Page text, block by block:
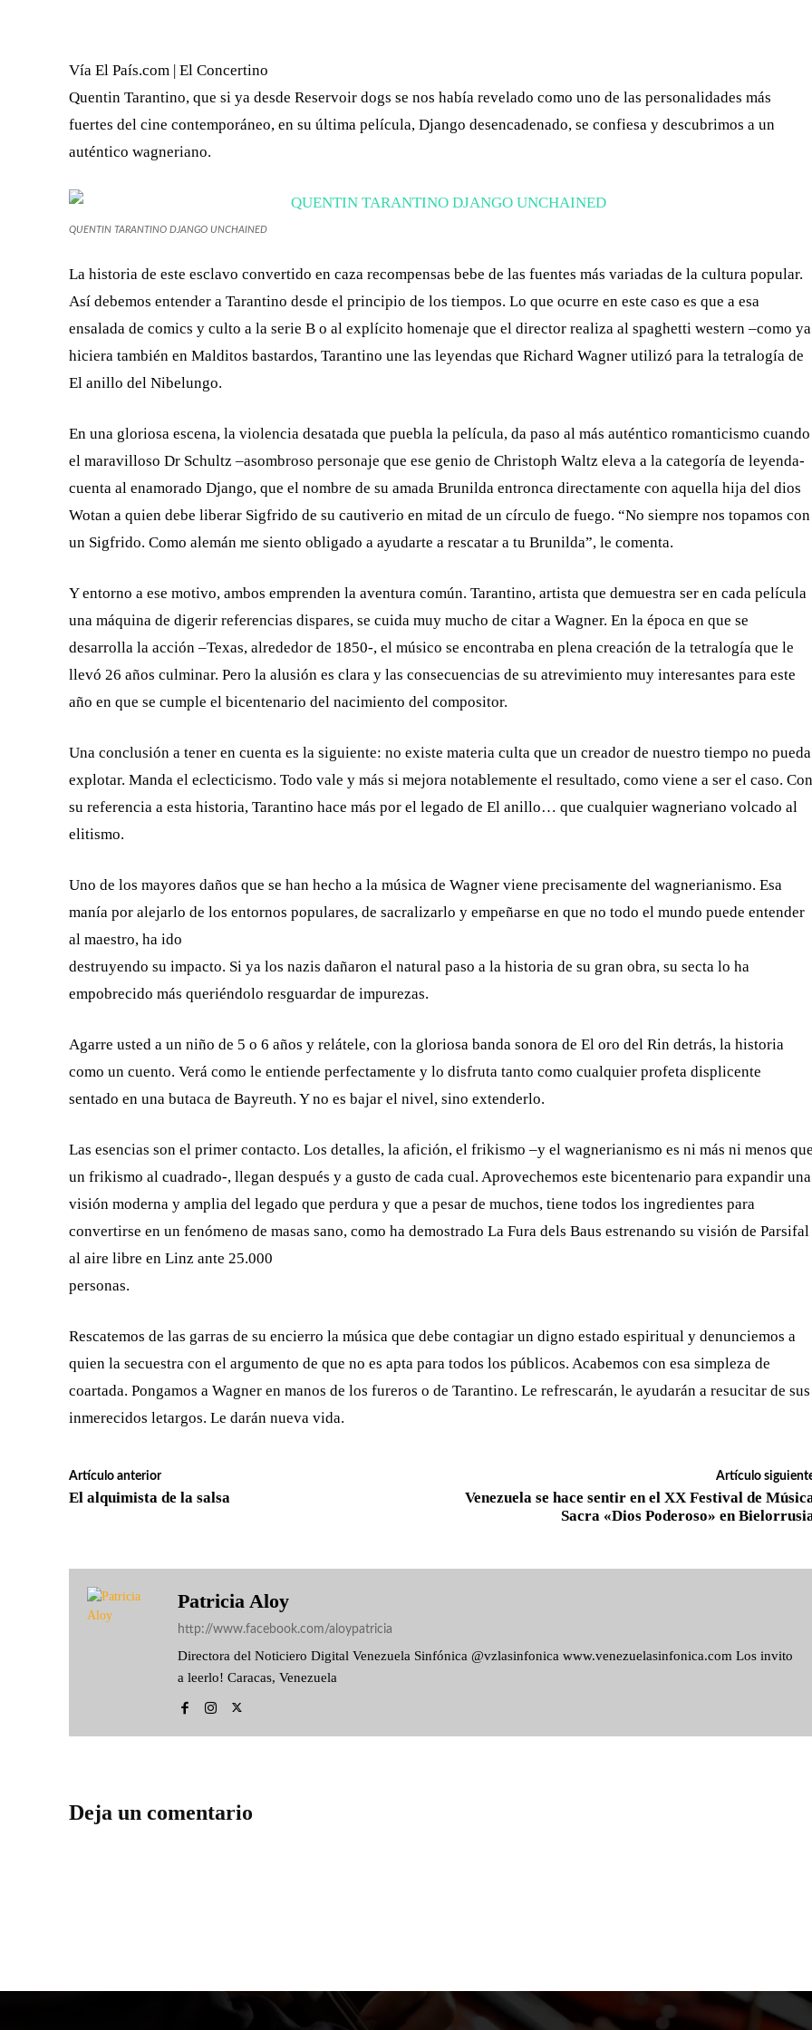
Vía El País.com | El Concertino
Quentin Tarantino, que si ya desde Reservoir dogs se nos había revelado como uno de las personalidades más
fuertes del cine contemporáneo, en su última película, Django desencadenado, se confiesa y descubrimos a un
auténtico wagneriano.
QUENTIN TARANTINO DJANGO UNCHAINED
La historia de este esclavo convertido en caza recompensas bebe de las fuentes más variadas de la cultura popular.
Así debemos entender a Tarantino desde el principio de los tiempos. Lo que ocurre en este caso es que a esa
ensalada de comics y culto a la serie B o al explícito homenaje que el director realiza al spaghetti western –como ya
hiciera también en Malditos bastardos, Tarantino une las leyendas que Richard Wagner utilizó para la tetralogía de
El anillo del Nibelungo.
En una gloriosa escena, la violencia desatada que puebla la película, da paso al más auténtico romanticismo cuando
el maravilloso Dr Schultz –asombroso personaje que ese genio de Christoph Waltz eleva a la categoría de leyenda-
cuenta al enamorado Django, que el nombre de su amada Brunilda entronca directamente con aquella hija del dios
Wotan a quien debe liberar Sigfrido de su cautiverio en mitad de un círculo de fuego. “No siempre nos topamos con
un Sigfrido. Como alemán me siento obligado a ayudarte a rescatar a tu Brunilda”, le comenta.
Y entorno a ese motivo, ambos emprenden la aventura común. Tarantino, artista que demuestra ser en cada película
una máquina de digerir referencias dispares, se cuida muy mucho de citar a Wagner. En la época en que se
desarrolla la acción –Texas, alrededor de 1850-, el músico se encontraba en plena creación de la tetralogía que le
llevó 26 años culminar. Pero la alusión es clara y las consecuencias de su atrevimiento muy interesantes para este
año en que se cumple el bicentenario del nacimiento del compositor.
Una conclusión a tener en cuenta es la siguiente: no existe materia culta que un creador de nuestro tiempo no pueda
explotar. Manda el eclecticismo. Todo vale y más si mejora notablemente el resultado, como viene a ser el caso. Con
su referencia a esta historia, Tarantino hace más por el legado de El anillo… que cualquier wagneriano volcado al
elitismo.
Uno de los mayores daños que se han hecho a la música de Wagner viene precisamente del wagnerianismo. Esa
manía por alejarlo de los entornos populares, de sacralizarlo y empeñarse en que no todo el mundo puede entender
al maestro, ha ido
destruyendo su impacto. Si ya los nazis dañaron el natural paso a la historia de su gran obra, su secta lo ha
empobrecido más queriéndolo resguardar de impurezas.
Agarre usted a un niño de 5 o 6 años y relátele, con la gloriosa banda sonora de El oro del Rin detrás, la historia
como un cuento. Verá como le entiende perfectamente y lo disfruta tanto como cualquier profeta displicente
sentado en una butaca de Bayreuth. Y no es bajar el nivel, sino extenderlo.
Las esencias son el primer contacto. Los detalles, la afición, el frikismo –y el wagnerianismo es ni más ni menos que
un frikismo al cuadrado-, llegan después y a gusto de cada cual. Aprovechemos este bicentenario para expandir una
visión moderna y amplia del legado que perdura y que a pesar de muchos, tiene todos los ingredientes para
convertirse en un fenómeno de masas sano, como ha demostrado La Fura dels Baus estrenando su visión de Parsifal
al aire libre en Linz ante 25.000
personas.
Rescatemos de las garras de su encierro la música que debe contagiar un digno estado espiritual y denunciemos a
quien la secuestra con el argumento de que no es apta para todos los públicos. Acabemos con esa simpleza de
coartada. Pongamos a Wagner en manos de los fureros o de Tarantino. Le refrescarán, le ayudarán a resucitar de sus
inmerecidos letargos. Le darán nueva vida.
Artículo anterior
El alquimista de la salsa
Artículo
Venezuela se hace sentir en el XX Festival de
Sacra «Dios Poderoso» en
Patricia Aloy
http://www.facebook.com/aloypatricia
Directora del Noticiero Digital Venezuela Sinfónica @vzlasinfonica www.venezuelasinfonica.com Los invito
a leerlo! Caracas, Venezuela
Deja un comentario